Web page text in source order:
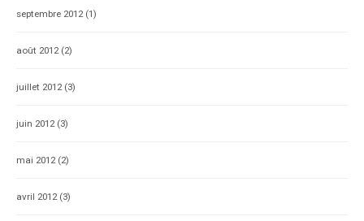
septembre 2012(1)
août 2012(2)
juillet 2012(3)
juin 2012(3)
mai 2012(2)
avril 2012(3)